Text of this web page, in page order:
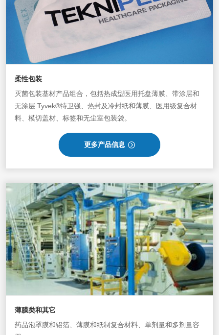
柔性包装
灭菌包装基材产品组合， 包括热成型医用托盘薄膜、带涂层和
无涂层 Tyvek®特卫强、热封及冷封纸和薄膜、医用级复合材
料、模切盖材、标签和无尘室包装袋。
更多产品信息
薄膜类和其它
药品泡罩膜和铝箔、薄膜和纸制复合材料、单剂量和多剂量容